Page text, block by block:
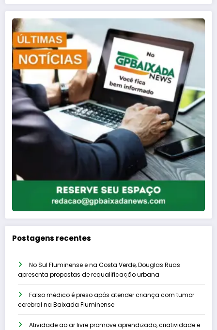
Postagens recentes
No Sul Fluminense e na Costa Verde, Douglas Ruas
apresenta propostas de requalificação urbana
Falso médico é preso após atender criança com tumor
cerebral na Baixada Fluminense
Atividade ao ar livre promove aprendizado, criatividade e